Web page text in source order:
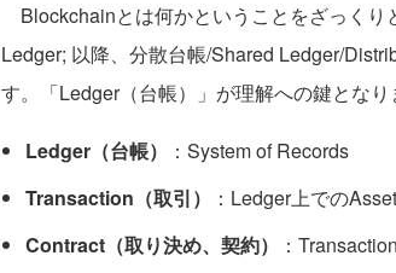
Blockchainとは何かということをざっくり
Ledger; 以降、分散台帳/Shared Ledger/
す。「Ledger（台帳）」が理解への鍵となり
Ledger（台帳）
：System of Records
Transaction（取引）
：Ledger上での
Contract（取り決め、契約）
：